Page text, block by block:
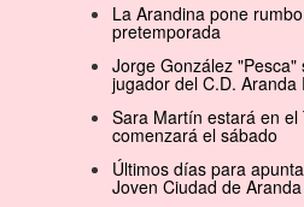
La Arandina pone
pretemporada
Jorge González
jugador del C.D. Aranda
Sara Martín estará en
comenzará el sábado
Últimos días para
Joven Ciudad de Aranda